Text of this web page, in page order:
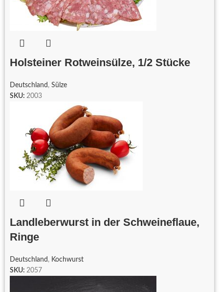
Holsteiner Rotweinsülze, 1/2 Stücke
Deutschland , Sülze
SKU: 2003
Landleberwurst in der Schweineflaue,
Ringe
Deutschland , Kochwurst
SKU: 2057